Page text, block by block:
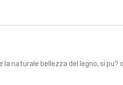
bellezza del legno, si